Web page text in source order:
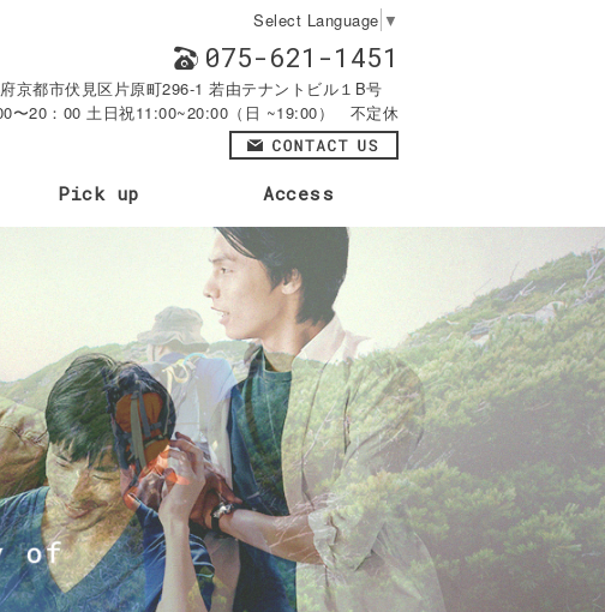
Select Language ▼
075-621-1451
京都市伏見区片原町296-1 若由テナントビル１B号
〜20：00 土日祝11:00~20:00（日 ~19:00） 不定休
Pick up Access